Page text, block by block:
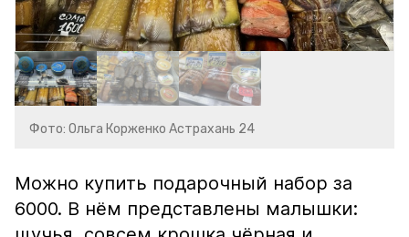
Фото: Ольга Корженко Астрахань 24
Можно купить подарочный набор за
6000. В нём представлены малышки: